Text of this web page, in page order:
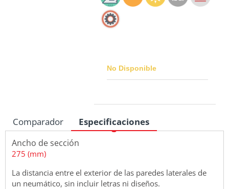
No Disponible
Medidas
Comparador Especificaciones
Ancho de sección
275 (mm)
La distancia entre el exterior de las paredes laterales de
un neumático, sin incluir letras ni diseños.